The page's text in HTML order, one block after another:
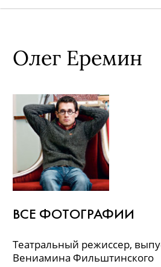
Олег Еремин
ВСЕ ФОТОГРАФИИ
Театральный режиссер,
Вениамина Фильштинского